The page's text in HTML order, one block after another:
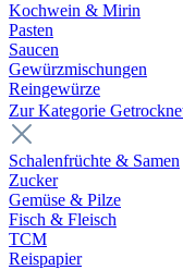
Kochwein & Mirin
Pasten
Saucen
Gewürzmischungen
Reingewürze
Zur Kategorie
Schalenfrüchte & Samen
Zucker
Gemüse & Pilze
Fisch & Fleisch
TCM
Reispapier